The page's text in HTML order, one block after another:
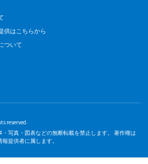
供はこちらから
ついて
reserved.
写真・図表などの無断転載を禁止します。 著作権は
提供者に属します。